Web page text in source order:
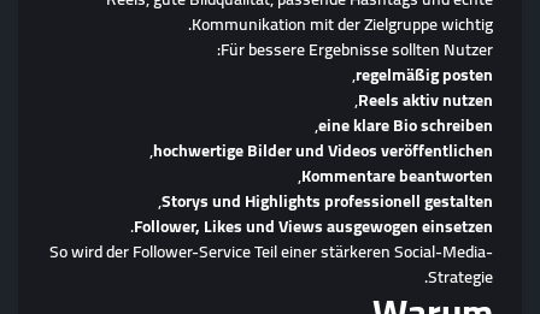
Kommunikation mit der Zielgruppe wichtig.
Für bessere Ergebnisse sollten Nutzer:
regelmäßig posten
,
Reels aktiv nutzen
,
eine klare Bio schreiben
,
hochwertige Bilder und Videos veröffentlichen
,
Kommentare beantworten
,
Storys und Highlights professionell gestalten
,
Follower, Likes und Views ausgewogen einsetzen
.
So wird der Follower-Service Teil einer stärkeren Social-Media-
Strategie.